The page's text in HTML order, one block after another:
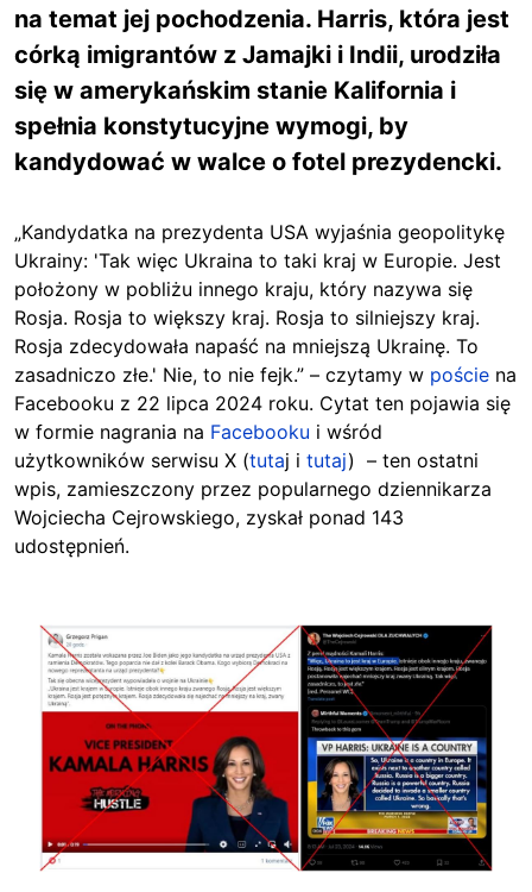
na temat jej pochodzenia. Harris, która jest
córką imigrantów z Jamajki i Indii, urodziła
się w amerykańskim stanie Kalifornia i
spełnia konstytucyjne wymogi, by
kandydować w walce o fotel prezydencki.
„Kandydatka na prezydenta USA wyjaśnia geopolitykę
Ukrainy: 'Tak więc Ukraina to taki kraj w Europie. Jest
położony w pobliżu innego kraju, który nazywa się
Rosja. Rosja to większy kraj. Rosja to silniejszy kraj.
Rosja zdecydowała napaść na mniejszą Ukrainę. To
zasadniczo złe.' Nie, to nie fejk.” – czytamy w poście na
Facebooku z 22 lipca 2024 roku. Cytat ten pojawia się
w formie nagrania na Facebooku i wśród
użytkowników serwisu X (tutaj i tutaj) – ten ostatni
wpis, zamieszczony przez popularnego dziennikarza
Wojciecha Cejrowskiego, zyskał ponad 143
udostępnień.
Image